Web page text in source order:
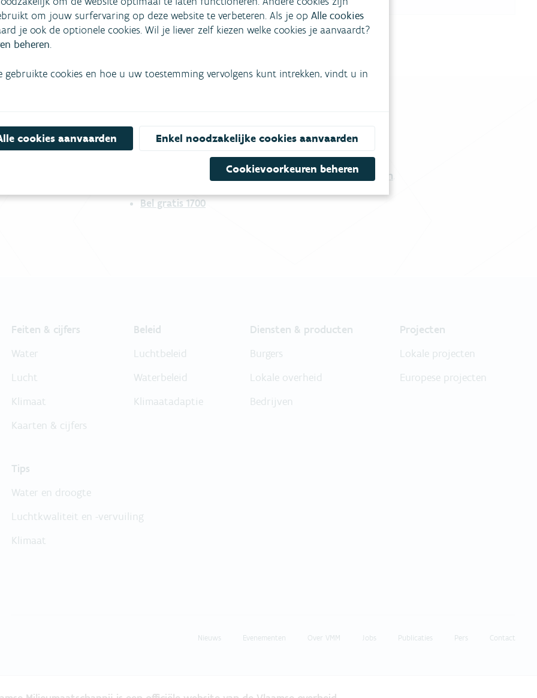
Bekijk het overzicht van meestgestelde vragen.
Niet gevonden wat je zocht? Vul ons contactformulier in.
Bel gratis 1700
Feiten & cijfers
Water
Lucht
Klimaat
Kaarten & cijfers
Beleid
Luchtbeleid
Waterbeleid
Klimaatadaptie
Diensten & producten
Burgers
Lokale overheid
Bedrijven
Projecten
Lokale projecten
Europese projecten
Tips
Water en droogte
Luchtkwaliteit en -vervuiling
Klimaat
Nieuws Evenementen Over VMM Jobs Publicaties Pers Contact
om jouw surfervaring op deze website te verbeteren. Als je op Alle cookies
je ook de optionele cookies. Wil je liever zelf kiezen welke cookies je aanvaardt?
beheren.
gebruikte cookies en hoe u uw toestemming vervolgens kunt intrekken, vindt u in
cookies aanvaarden Enkel noodzakelijke cookies aanvaarden
Cookievoorkeuren beheren